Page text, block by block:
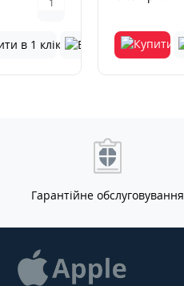
Гарантійне обслуговування